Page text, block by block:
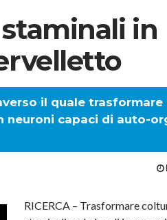
in
il quale trasformare
neuroni capaci di auto-
RICERCA – Trasformare